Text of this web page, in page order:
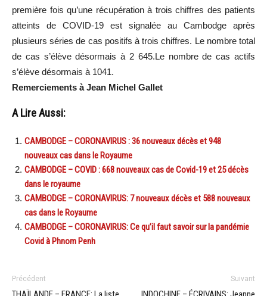
première fois qu’une récupération à trois chiffres des patients
atteints de COVID-19 est signalée au Cambodge après
plusieurs séries de cas positifs à trois chiffres. Le nombre total
de cas s’élève désormais à 2 645.Le nombre de cas actifs
s’élève désormais à 1041.
Remerciements à Jean Michel Gallet
A Lire Aussi:
CAMBODGE – CORONAVIRUS : 36 nouveaux décès et 948
nouveaux cas dans le Royaume
CAMBODGE – COVID : 668 nouveaux cas de Covid-19 et 25 décès
dans le royaume
CAMBODGE – CORONAVIRUS: 7 nouveaux décès et 588 nouveaux
cas dans le Royaume
CAMBODGE – CORONAVIRUS: Ce qu’il faut savoir sur la pandémie
Covid à Phnom Penh
Précédent Suivant